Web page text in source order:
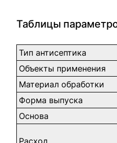
Таблицы
Тип антисептика
Объекты применения
Материал обработки
Форма выпуска
Основа
Расход